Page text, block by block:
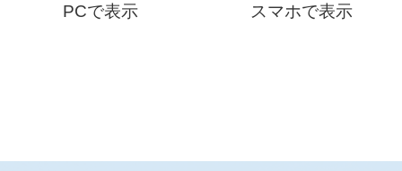
PCで表示 スマホで表示